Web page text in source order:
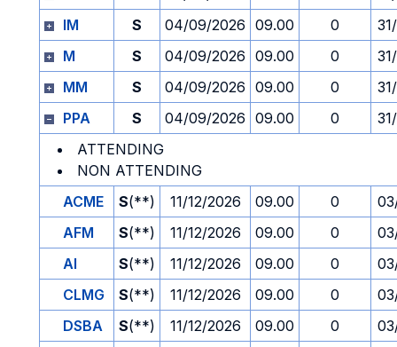
IM
S 04/09/2026 09.00 0
M
S 04/09/2026 09.00 0
MM
S 04/09/2026 09.00 0
PPA
S 04/09/2026 09.00 0
ATTENDING
NON ATTENDING
ACME
S(**) 11/12/2026 09.00 0
AFM
S(**) 11/12/2026 09.00 0
AI
S(**) 11/12/2026 09.00 0
CLMG
S(**) 11/12/2026 09.00 0
DSBA
S(**) 11/12/2026 09.00 0